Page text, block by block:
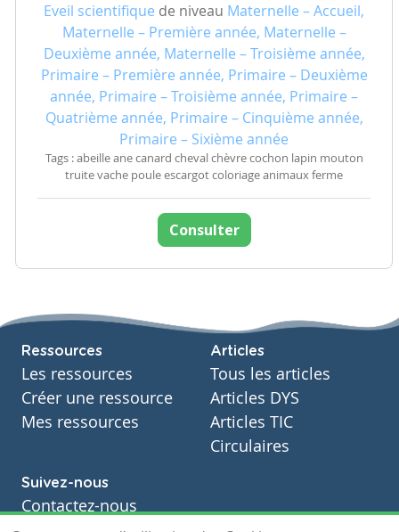
Eveil scientifique de niveau Maternelle – Accueil,
Maternelle – Première année, Maternelle –
Deuxième année, Maternelle – Troisième année,
Primaire – Première année, Primaire – Deuxième
année, Primaire – Troisième année, Primaire –
Quatrième année, Primaire – Cinquième année,
Primaire – Sixième année
Tags : abeille ane canard cheval chèvre cochon lapin mouton
truite vache poule escargot coloriage animaux ferme
Consulter
Ressources
Les ressources
Créer une ressource
Mes ressources
Articles
Tous les articles
Articles DYS
Articles TIC
Circulaires
Suivez-nous
Contactez-nous